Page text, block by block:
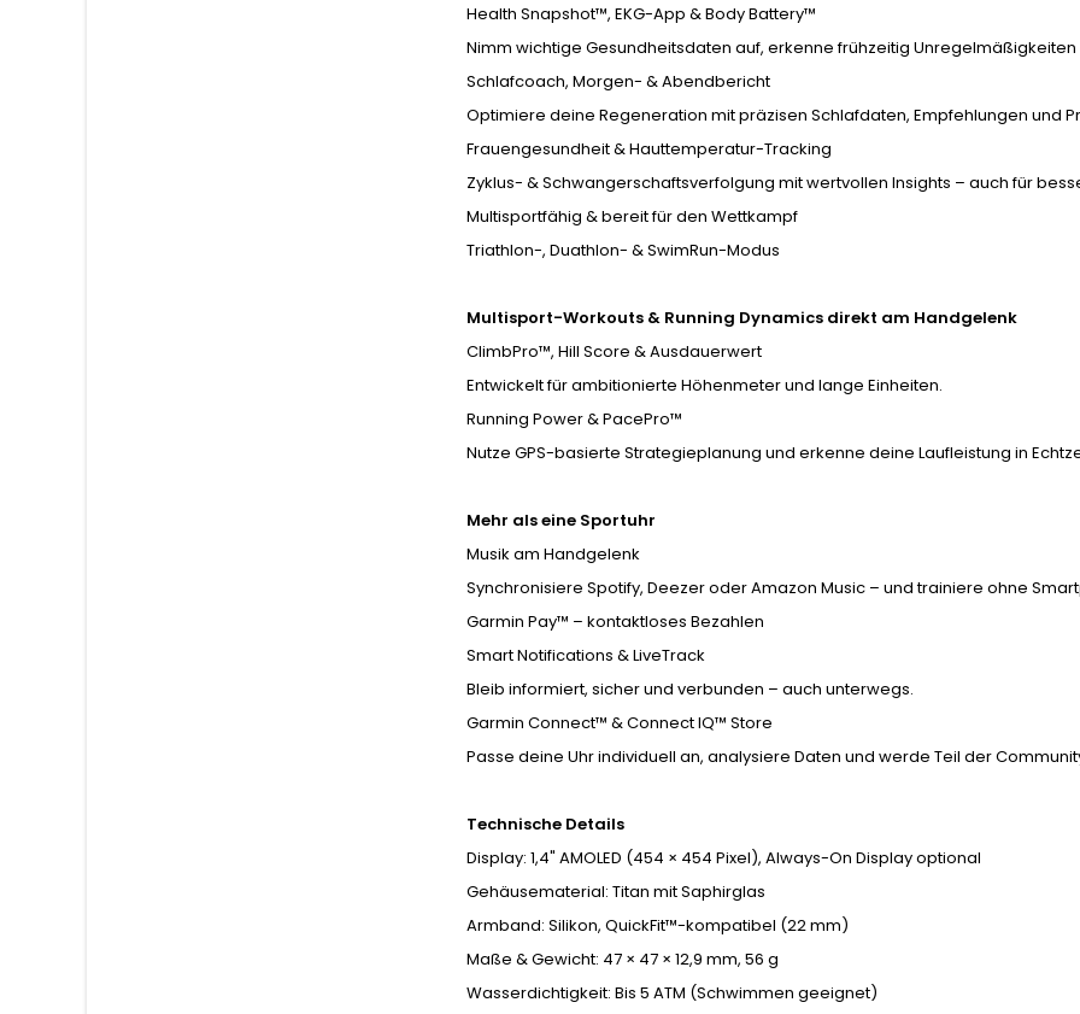
Health Snapshot™, EKG-App & Body Battery™
Nimm wichtige Gesundheitsdaten auf, erkenne frühzeitig
Schlafcoach, Morgen- & Abendbericht
Optimiere deine Regeneration mit präzisen Schlafdaten, Empfehlungen und
Frauen­gesundheit & Hauttemperatur-Tracking
Zyklus- & Schwangerschaftsverfolgung mit wertvollen Insights – auch für
Multisportfähig & bereit für den Wettkampf
Triathlon-, Duathlon- & SwimRun-Modus
Multisport-Workouts & Running Dynamics direkt am Handgelenk
ClimbPro™, Hill Score & Ausdauerwert
Entwickelt für ambitionierte Höhenmeter und lange Einheiten.
Running Power & PacePro™
Nutze GPS-basierte Strategieplanung und erkenne deine Laufleistung in
Mehr als eine Sportuhr
Musik am Handgelenk
Synchronisiere Spotify, Deezer oder Amazon Music – und trainiere ohne
Garmin Pay™ – kontaktloses Bezahlen
Smart Notifications & LiveTrack
Bleib informiert, sicher und verbunden – auch unterwegs.
Garmin Connect™ & Connect IQ™ Store
Passe deine Uhr individuell an, analysiere Daten und werde Teil der
Technische Details
Display: 1,4" AMOLED (454 × 454 Pixel), Always-On Display optional
Gehäusematerial: Titan mit Saphirglas
Armband: Silikon, QuickFit™-kompatibel (22 mm)
Maße & Gewicht: 47 × 47 × 12,9 mm, 56 g
Wasserdichtigkeit: Bis 5 ATM (Schwimmen geeignet)